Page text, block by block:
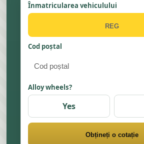
Înmatricularea vehiculului
Cod poștal
Alloy wheels?
Yes
Obțineți o cotație